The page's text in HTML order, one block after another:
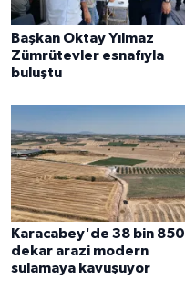
Başkan Oktay Yılmaz
Zümrütevler esnafıyla
buluştu
Karacabey'de 38 bin 850
dekar arazi modern
sulamaya kavuşuyor